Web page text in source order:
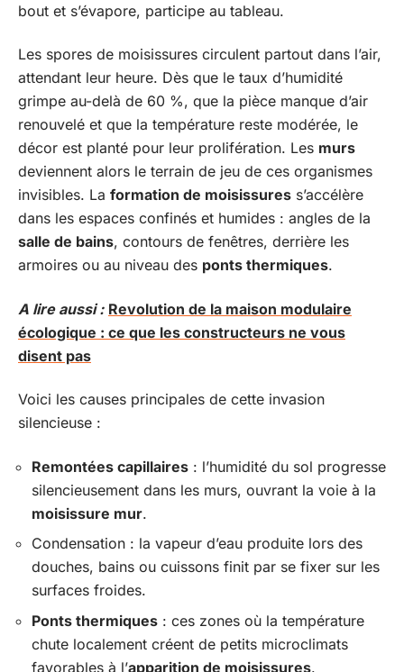
bout et s’évapore, participe au tableau.
Les spores de moisissures circulent partout dans l’air,
attendant leur heure. Dès que le taux d’humidité
grimpe au-delà de 60 %, que la pièce manque d’air
renouvelé et que la température reste modérée, le
décor est planté pour leur prolifération. Les murs
deviennent alors le terrain de jeu de ces organismes
invisibles. La formation de moisissures s’accélère
dans les espaces confinés et humides : angles de la
salle de bains, contours de fenêtres, derrière les
armoires ou au niveau des ponts thermiques.
A lire aussi : Revolution de la maison modulaire
écologique : ce que les constructeurs ne vous
disent pas
Voici les causes principales de cette invasion
silencieuse :
Remontées capillaires : l’humidité du sol progresse
silencieusement dans les murs, ouvrant la voie à la
moisissure mur.
Condensation : la vapeur d’eau produite lors des
douches, bains ou cuissons finit par se fixer sur les
surfaces froides.
Ponts thermiques : ces zones où la température
chute localement créent de petits microclimats
favorables à l’apparition de moisissures.